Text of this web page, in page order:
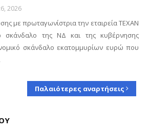
2026
με πρωταγωνίστρια την εταιρεία ΤΕΧΑΝ
σκάνδαλο της ΝΔ και της κυβέρνησης
σκάνδαλο εκατομμυρίων ευρώ που
Παλαιότερες αναρτήσεις